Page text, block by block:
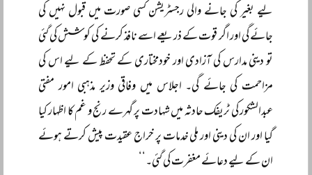
لیے بغیر کی جانے والی رجسٹریشن کسی صورت میں قبول نہیں کی
جائے گی اور اگر قوت کے ذریعے اسے نافذ کرنے کی کوشش کی گئی
تو دینی مدارس کی آزادی اور خودمختاری کے تحفظ کے لیے اس کی
مزاحمت کی جائے گی۔ اجلاس میں وفاقی وزیر مذہبی امور مفتی
عبدالشکور کی ٹریفک حادثہ میں شہادت پر گہرے رنج و غم کا اظہار کیا
گیا اور ان کی دینی اور ملی خدمات پر خراج عقیدت پیش کرتے ہوئے
ان کے لیے دعائے مغفرت کی گئی۔‘‘